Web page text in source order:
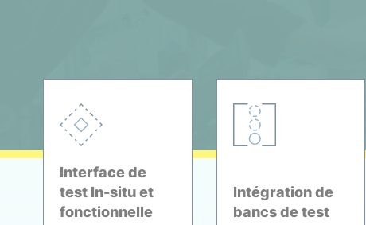
Interface de
test In-situ et
fonctionnelle
Intégration de
bancs de test